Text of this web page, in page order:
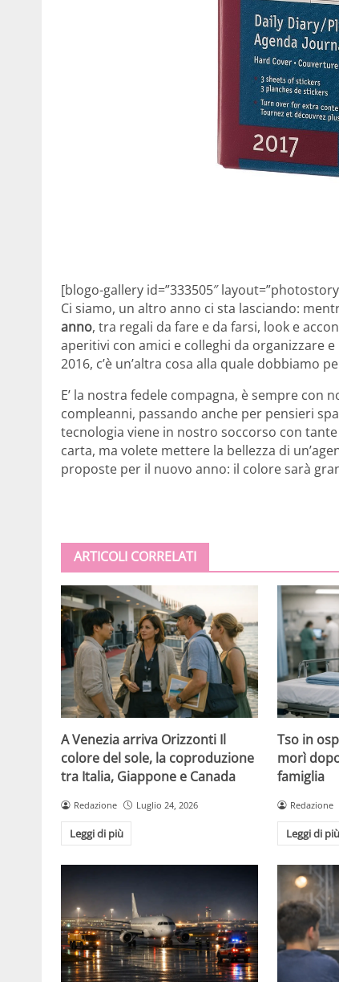
[blogo-gallery id=”333505″
Ci siamo, un altro anno ci sta lasciando:
anno, tra regali da fare e da farsi, look e
aperitivi con amici e colleghi da organizzare
2016, c’è un’altra cosa alla quale dobbiamo
E’ la nostra fedele compagna, è sempre
compleanni, passando anche per pensieri
tecnologia viene in nostro soccorso con
carta, ma volete mettere la bellezza di
proposte per il nuovo anno: il colore sarà
ARTICOLI CORRELATI
A Venezia arriva Orizzonti Il
colore del sole, la coproduzione
tra Italia, Giappone e Canada
Redazione Luglio 24, 2026
Leggi di più
Tso in
morì
famiglia
Redazione
Leggi di più